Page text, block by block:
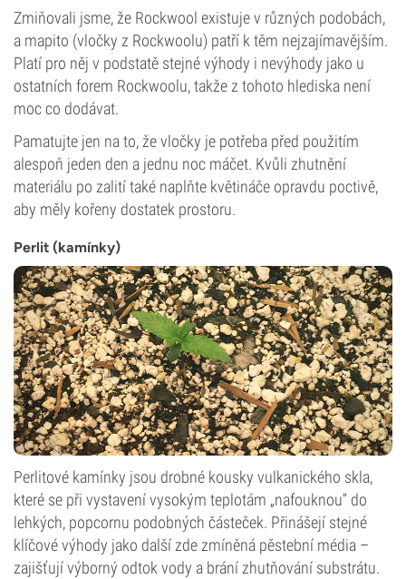
Zmiňovali jsme, že Rockwool existuje v různých podobách,
a mapito (vločky z Rockwoolu) patří k těm nejzajímavějším.
Platí pro něj v podstatě stejné výhody i nevýhody jako u
ostatních forem Rockwoolu, takže z tohoto hlediska není
moc co dodávat.
Pamatujte jen na to, že vločky je potřeba před použitím
alespoň jeden den a jednu noc máčet. Kvůli zhutnění
materiálu po zalití také naplňte květináče opravdu poctivě,
aby měly kořeny dostatek prostoru.
Perlit (kamínky)
Perlitové kamínky jsou drobné kousky vulkanického skla,
které se při vystavení vysokým teplotám „nafouknou“ do
lehkých, popcornu podobných částeček. Přinášejí stejné
klíčové výhody jako další zde zmíněná pěstební média –
zajišťují výborný odtok vody a brání zhutňování substrátu.